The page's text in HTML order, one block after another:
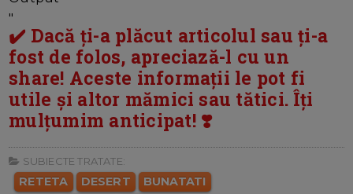
"
✔️ Dacă ți-a plăcut articolul sau ți-a
fost de folos, apreciază-l cu un
share! Aceste informații le pot fi
utile și altor mămici sau tătici. Îți
mulțumim anticipat! ❣️
SUBIECTE TRATATE:
RETETA DESERT BUNATATI